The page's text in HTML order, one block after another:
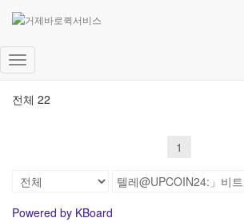
내
게
고객 게시판
문의 남겨주시면 최대한 빨리 답변드리겠습
전체 22
1
Powered by KBoard